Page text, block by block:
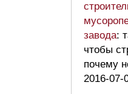
завода:
чтобы
почему
2016-07-